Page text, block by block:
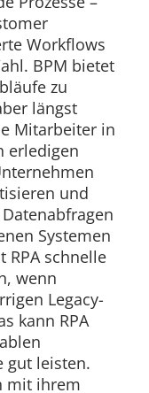
Workflows
BPM bietet
zu
längst
Mitarbeiter in
erledigen
und
Systemen
RPA schnelle
wenn
Legacy-
kann RPA
gut leisten.
mit ihrem